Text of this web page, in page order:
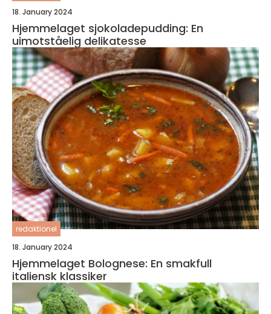
18. January 2024
Hjemmelaget sjokoladepudding: En
uimotståelig delikatesse
redaktionel
18. January 2024
Hjemmelaget Bolognese: En smakfull
italiensk klassiker